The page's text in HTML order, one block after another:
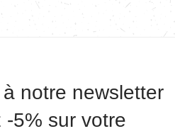
notre newsletter
-5% sur votre